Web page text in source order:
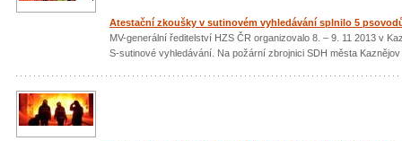
Atestační zkoušky v sutinovém vyhledávání splnilo 5
MV-generální ředitelství HZS ČR organizovalo 8. – 9. 11 2013 v
S-sutinové vyhledávání. Na požární zbrojnici SDH města